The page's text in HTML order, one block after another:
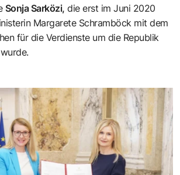
Sonja Sarközi, die erst im Juni 2020
Margarete Schramböck mit dem
für die Verdienste um die Republik